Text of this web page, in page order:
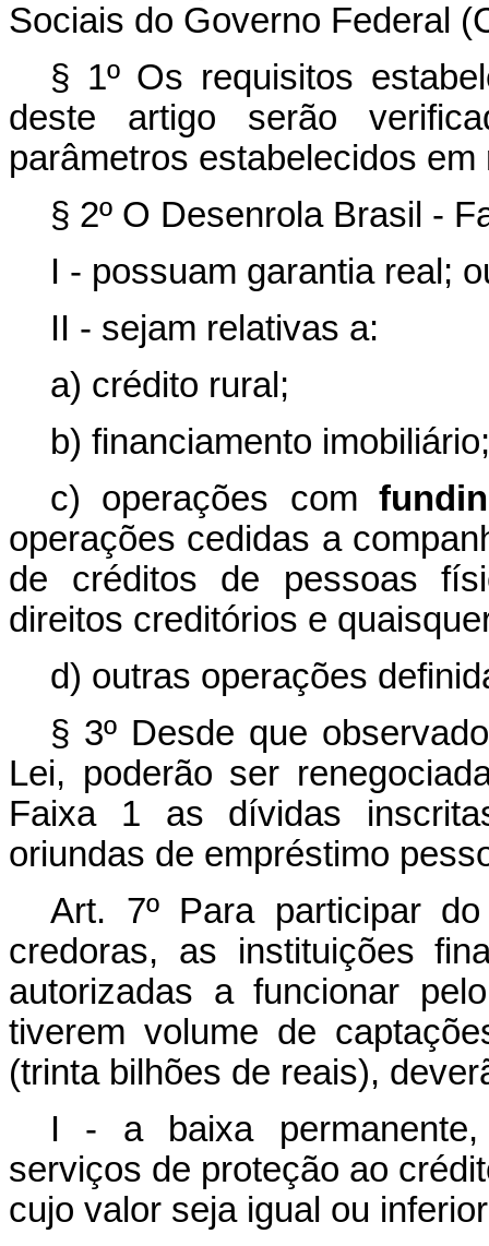
Sociais do Governo Federal
§ 1º Os requisitos
deste artigo serão
parâmetros estabelecidos em
§ 2º O Desenrola Brasil -
I - possuam garantia real;
II - sejam relativas a:
a) crédito rural;
b) financiamento imobiliário;
c) operações com
operações cedidas a
de créditos de pessoas
direitos creditórios e
d) outras operações
§ 3º Desde que
Lei, poderão ser
Faixa 1 as dívidas
oriundas de empréstimo
Art. 7º Para participar
credoras, as instituições
autorizadas a funcionar
tiverem volume de
(trinta bilhões de reais),
I - a baixa permanente,
serviços de proteção ao
cujo valor seja igual ou